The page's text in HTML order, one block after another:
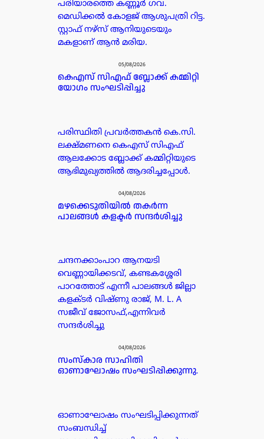
പരിയാരത്തെ കണ്ണൂർ ഗവ.
മെഡിക്കൽ കോളജ് ആശുപത്രി റിട്ട.
സ്റ്റാഫ് നഴ്സ് ആനിയുടെയും
മകളാണ് ആൻ മരിയ.
05/08/2026
കെഎസ് സിഎഫ് ബ്ലോക്ക് കമ്മിറ്റി
യോഗം സംഘടിപ്പിച്ചു
പരിസ്ഥിതി പ്രവർത്തകൻ കെ.സി.
ലക്ഷ്മണനെ കെഎസ് സിഎഫ്
ആലക്കോട ബ്ലോക്ക് കമ്മിറ്റിയുടെ
ആഭിമുഖ്യത്തിൽ ആദരിച്ചപ്പോൾ.
04/08/2026
മഴക്കെടുതിയിൽ തകർന്ന
പാലങ്ങൾ കളക്ടർ സന്ദർശിച്ചു
ചന്ദനക്കാംപാറ ആനയടി
വെണ്ണായിക്കടവ്, കണ്ടകശ്ശേരി
പാറത്തോട് എന്നീ പാലങ്ങൾ ജില്ലാ
കളക്ടർ വിഷ്ണു രാജ്, M. L. A
സജീവ് ജോസഫ്,എന്നിവർ
സന്ദർശിച്ചു
04/08/2026
സംസ്കാര സാഹിതി
ഓണാഘോഷം സംഘടിപ്പിക്കുന്നു.
ഓണാഘോഷം സംഘടിപ്പിക്കുന്നത്
സംബന്ധിച്ച്